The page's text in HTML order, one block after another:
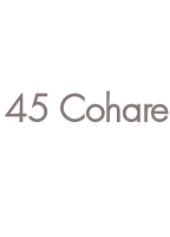
Cohare |